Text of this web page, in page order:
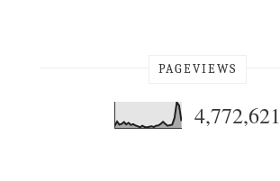
PAGEVIEWS
4,772,621